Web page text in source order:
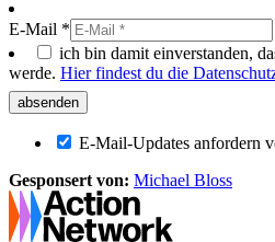
E-Mail *
ich bin damit einverstanden,
werde. Hier findest du die
E-Mail-Updates anfordern
Gesponsert von: Michael Bloss